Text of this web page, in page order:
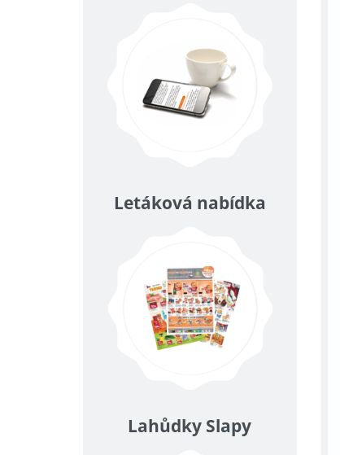
Letáková nabídka
Lahůdky Slapy